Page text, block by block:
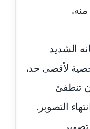
منه.
الشديد
لأقصى حد،
تنطفئ
التصوير.